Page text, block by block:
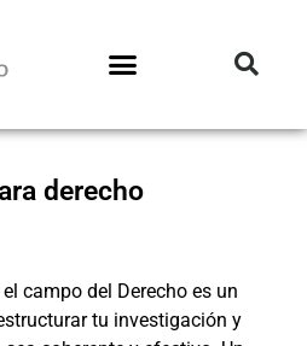
derecho
campo del Derecho es un
tu investigación y